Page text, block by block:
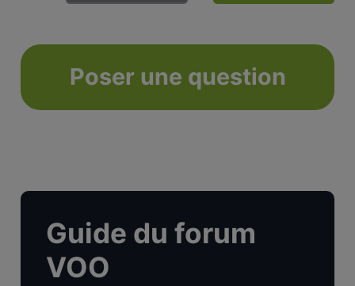
Poser une question
Guide du forum
VOO